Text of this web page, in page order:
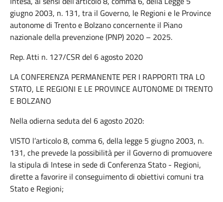
giugno 2003, n. 131, tra il Governo, le Regioni e le Province
autonome di Trento e Bolzano concernente il Piano
nazionale della prevenzione (PNP) 2020 – 2025.
Rep. Atti n. 127/CSR del 6 agosto 2020
LA CONFERENZA PERMANENTE PER I RAPPORTI TRA LO
STATO, LE REGIONI E LE PROVINCE AUTONOME DI TRENTO
E BOLZANO
Nella odierna seduta del 6 agosto 2020:
VISTO l’articolo 8, comma 6, della legge 5 giugno 2003, n.
131, che prevede la possibilità per il Governo di promuovere
la stipula di Intese in sede di Conferenza Stato - Regioni,
dirette a favorire il conseguimento di obiettivi comuni tra
Stato e Regioni;